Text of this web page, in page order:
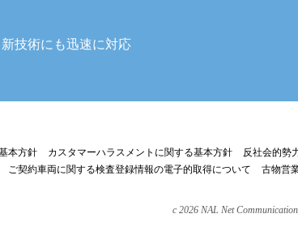
新技術にも迅速に対応
本方針 カスタマーハラスメントに関する基本方針
反社会的勢
ご契約車両に関する検査登録情報の電子的取得について 古物営
c 2026 NAL Net